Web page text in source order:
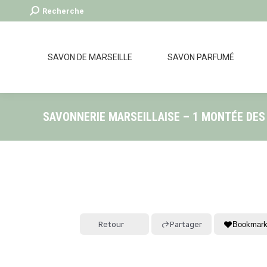
Recherche
:
Recherche
SAVON DE MARSEILLE SAVON PARFUMÉ
SAVONNERIE MARSEILLAISE – 1 MONTÉE DES
Retour Partager Bookmark